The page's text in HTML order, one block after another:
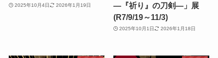
2025年10月4日 2026年1月19日
―『祈り』の刀剣―」展
(R7/9/19～11/3)
2025年10月1日 2026年1月18日